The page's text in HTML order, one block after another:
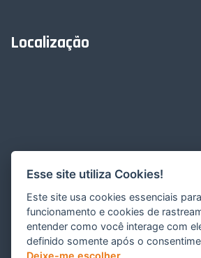
Localização
Esse site utiliza Cookies!
Este site usa cookies essenciais
funcionamento e cookies de
entender como você interage com
definido somente após o
Deixe-me escolher